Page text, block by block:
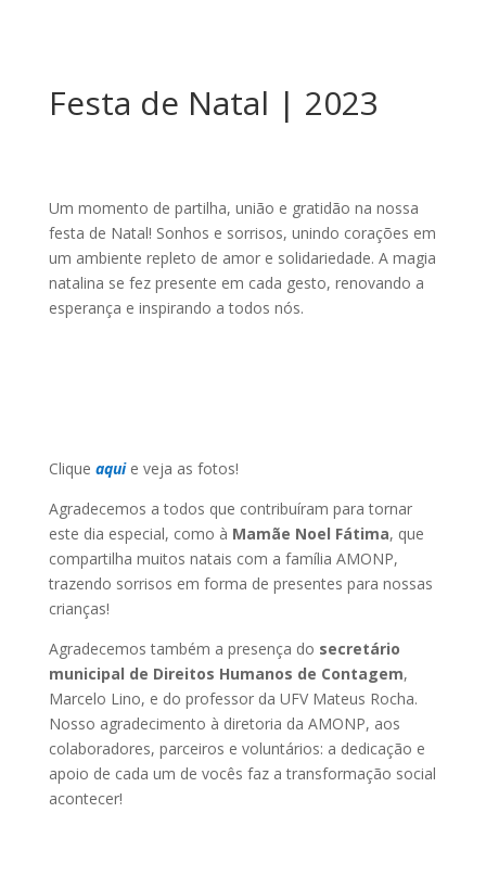
Festa de Natal | 2023
Um momento de partilha, união e gratidão na nossa
festa de Natal! Sonhos e sorrisos, unindo corações em
um ambiente repleto de amor e solidariedade. A magia
natalina se fez presente em cada gesto, renovando a
esperança e inspirando a todos nós.
Clique aquie veja as fotos!
Agradecemos a todos que contribuíram para tornar
este dia especial, como à Mamãe Noel Fátima, que
compartilha muitos natais com a família AMONP,
trazendo sorrisos em forma de presentes para nossas
crianças!
Agradecemos também a presença do secretário
municipal de Direitos Humanos de Contagem,
Marcelo Lino, e do professor da UFV Mateus Rocha.
Nosso agradecimento à diretoria da AMONP, aos
colaboradores, parceiros e voluntários: a dedicação e
apoio de cada um de vocês faz a transformação social
acontecer!